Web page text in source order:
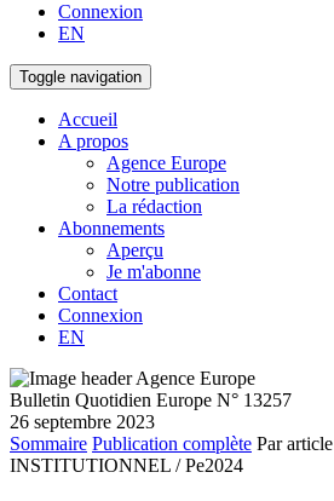
Connexion
EN
Toggle navigation
Accueil
A propos
Agence Europe
Notre publication
La rédaction
Abonnements
Aperçu
Je m'abonne
Contact
Connexion
EN
Bulletin Quotidien Europe N° 13257
26 septembre 2023
Sommaire Publication complète Par article
INSTITUTIONNEL / Pe2024